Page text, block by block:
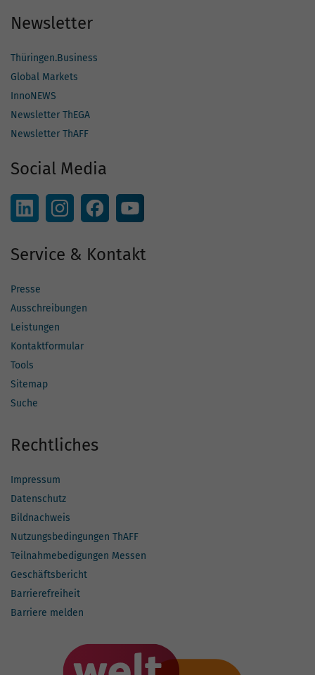
Newsletter
Thüringen.Business
Global Markets
InnoNEWS
Newsletter ThEGA
Newsletter ThAFF
Social Media
Service & Kontakt
Presse
Ausschreibungen
Leistungen
Kontaktformular
Tools
Sitemap
Suche
Rechtliches
Impressum
Datenschutz
Bildnachweis
Nutzungsbedingungen ThAFF
Teilnahmebedigungen Messen
Geschäftsbericht
Barrierefreiheit
Barriere melden